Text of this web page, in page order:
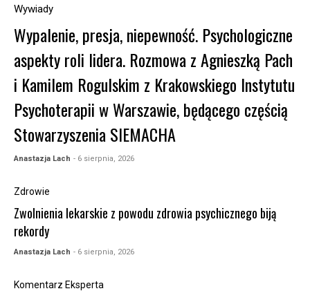
Wywiady
Wypalenie, presja, niepewność. Psychologiczne
aspekty roli lidera. Rozmowa z Agnieszką Pach
i Kamilem Rogulskim z Krakowskiego Instytutu
Psychoterapii w Warszawie, będącego częścią
Stowarzyszenia SIEMACHA
Anastazja Lach - 6 sierpnia, 2026
Zdrowie
Zwolnienia lekarskie z powodu zdrowia psychicznego biją
rekordy
Anastazja Lach - 6 sierpnia, 2026
Komentarz Eksperta